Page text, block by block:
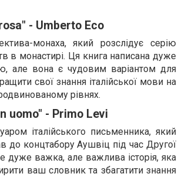
- Umberto Eco
монаха, який розслідує серію
в монастирі. Ця книга написана дуже
але вона є чудовим варіантом для
свої знання італійської мови на
рівнях.
uomo" - Primo Levi
італійського письменника, який
до концтабору Аушвіц під час Другої
дуже важка, але важлива історія, яка
ваш словник та збагатити знання